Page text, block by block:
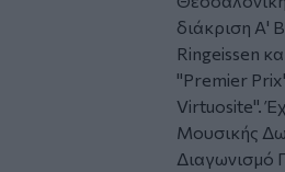
διάκριση Α'
Ringeissen
"Premier
Virtuosite".
Μουσικής
Διαγωνισμό